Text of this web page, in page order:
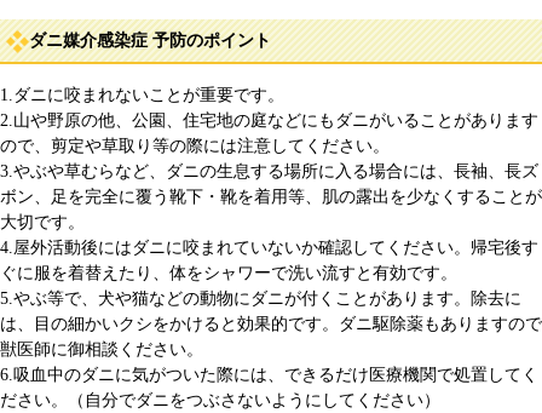
ダニ媒介感染症 予防のポイント
1.ダニに咬まれないことが重要です。
2.山や野原の他、公園、住宅地の庭などにもダニがいることがあります
ので、剪定や草取り等の際には注意してください。
3.やぶや草むらなど、ダニの生息する場所に入る場合には、長袖、長ズ
ボン、足を完全に覆う靴下・靴を着用等、肌の露出を少なくすることが
大切です。
4.屋外活動後にはダニに咬まれていないか確認してください。帰宅後す
ぐに服を着替えたり、体をシャワーで洗い流すと有効です。
5.やぶ等で、犬や猫などの動物にダニが付くことがあります。除去に
は、目の細かいクシをかけると効果的です。ダニ駆除薬もありますので
獣医師に御相談ください。
6.吸血中のダニに気がついた際には、できるだけ医療機関で処置してく
ださい。（自分でダニをつぶさないようにしてください）